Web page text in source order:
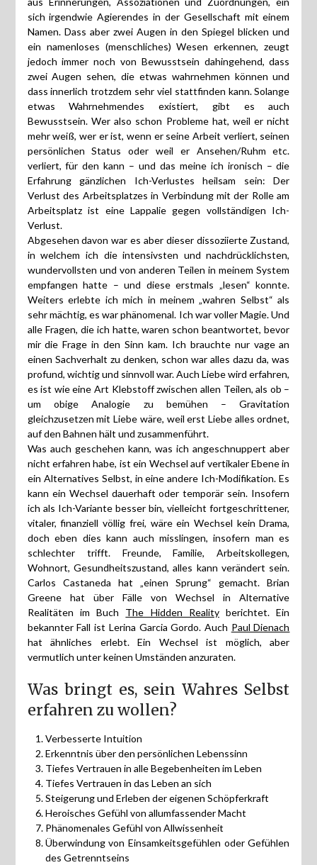
sich irgendwie Agierendes in der Gesellschaft mit einem
Namen. Dass aber zwei Augen in den Spiegel blicken und
ein namenloses (menschliches) Wesen erkennen, zeugt
jedoch immer noch von Bewusstsein dahingehend, dass
zwei Augen sehen, die etwas wahrnehmen können und
dass innerlich trotzdem sehr viel stattfinden kann. Solange
etwas Wahrnehmendes existiert, gibt es auch
Bewusstsein. Wer also schon Probleme hat, weil er nicht
mehr weiß, wer er ist, wenn er seine Arbeit verliert, seinen
persönlichen Status oder weil er Ansehen/Ruhm etc.
verliert, für den kann – und das meine ich ironisch – die
Erfahrung gänzlichen Ich-Verlustes heilsam sein: Der
Verlust des Arbeitsplatzes in Verbindung mit der Rolle am
Arbeitsplatz ist eine Lappalie gegen vollständigen Ich-
Verlust.
Abgesehen davon war es aber dieser dissoziierte Zustand,
in welchem ich die intensivsten und nachdrücklichsten,
wundervollsten und von anderen Teilen in meinem System
empfangen hatte – und diese erstmals „lesen“ konnte.
Weiters erlebte ich mich in meinem „wahren Selbst“ als
sehr mächtig, es war phänomenal. Ich war voller Magie. Und
alle Fragen, die ich hatte, waren schon beantwortet, bevor
mir die Frage in den Sinn kam. Ich brauchte nur vage an
einen Sachverhalt zu denken, schon war alles dazu da, was
profund, wichtig und sinnvoll war. Auch Liebe wird erfahren,
es ist wie eine Art Klebstoff zwischen allen Teilen, als ob –
um obige Analogie zu bemühen – Gravitation
gleichzusetzen mit Liebe wäre, weil erst Liebe alles ordnet,
auf den Bahnen hält und zusammenführt.
Was auch geschehen kann, was ich angeschnuppert aber
nicht erfahren habe, ist ein Wechsel auf vertikaler Ebene in
ein Alternatives Selbst, in eine andere Ich-Modifikation. Es
kann ein Wechsel dauerhaft oder temporär sein. Insofern
ich als Ich-Variante besser bin, vielleicht fortgeschrittener,
vitaler, finanziell völlig frei, wäre ein Wechsel kein Drama,
doch eben dies kann auch misslingen, insofern man es
schlechter trifft. Freunde, Familie, Arbeitskollegen,
Wohnort, Gesundheitszustand, alles kann verändert sein.
Carlos Castaneda hat „einen Sprung“ gemacht. Brian
Greene hat über Fälle von Wechsel in Alternative
Realitäten im Buch The Hidden Realityberichtet. Ein
bekannter Fall ist Lerina Garcia Gordo. Auch Paul Dienach
hat ähnliches erlebt. Ein Wechsel ist möglich, aber
vermutlich unter keinen Umständen anzuraten.
Was bringt es, sein Wahres Selbst
erfahren zu wollen?
Verbesserte Intuition
Erkenntnis über den persönlichen Lebenssinn
Tiefes Vertrauen in alle Begebenheiten im Leben
Tiefes Vertrauen in das Leben an sich
Steigerung und Erleben der eigenen Schöpferkraft
Heroisches Gefühl von allumfassender Macht
Phänomenales Gefühl von Allwissenheit
Überwindung von Einsamkeitsgefühlen oder Gefühlen
des Getrenntseins